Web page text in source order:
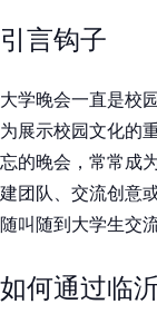
引言钩子
大学晚会一直是校
为展示校园文化的
忘的晚会，常常成
建团队、交流创意
随叫随到大学生交
如何通过临